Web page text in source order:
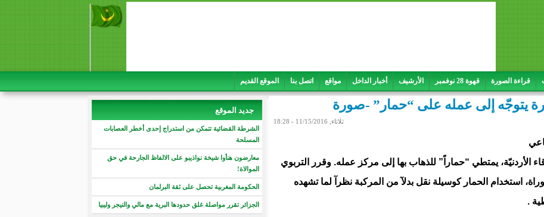
قراءة الصورة قهوة 28 نوفمبر الأرشيف أخبار الداخل مواقع اتصل بنا الموقع القديم
جديد الموقع
الشرطة القضائية تتمكن من استدراج إحدى أخطر العصابات
المسلحة
معارضون هنأوا شيخة نواذيبو على الالفاظ الجارحة في حق
الموالاة!
الحكومة المغربية تحصل على ثقة البرلمان
الجزائر تقرر مواصلة غلق حدودها البرية مع مالي والنيجر وليبيا
يتوجّه إلى عمله على “حمار” -صورة
ثلاثاء, 11/15/2016 - 18:28
الأردنيّة، يمتطي “حماراً” للذهاب بها إلى مركز عمله. وقرر التربوي
استخدام الحمار كوسيلة نقل بدلآ من المركبة نظرآ لما تشهده
.